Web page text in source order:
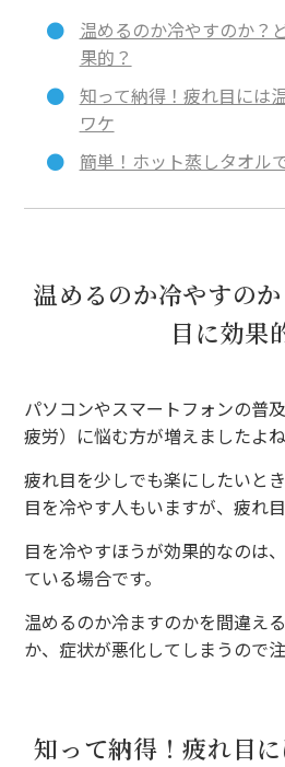
温めるのか冷やすのか？
果的？
知って納得！疲れ目には
ワケ
簡単！ホット蒸しタオル
温めるのか冷やすの
目に効果
パソコンやスマートフォンの普
疲労）に悩む方が増えましたよね
疲れ目を少しでも楽にしたいと
目を冷やす人もいますが、疲れ
目を冷やすほうが効果的なのは
ている場合です。
温めるのか冷ますのかを間違え
か、症状が悪化してしまうので
知って納得！疲れ目